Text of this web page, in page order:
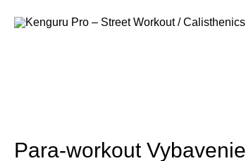
Home
Para-workout Vybavenie